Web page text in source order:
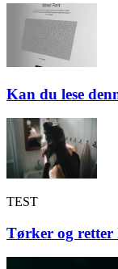
Kan du lese
TEST
Tørker og retter